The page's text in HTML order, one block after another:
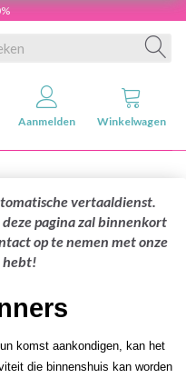
Aanmelden Winkelwagen
vertaaldienst.
pagina zal binnenkort
op te nemen met onze
hebt!
komst aankondigen, kan het
die binnenshuis kan worden